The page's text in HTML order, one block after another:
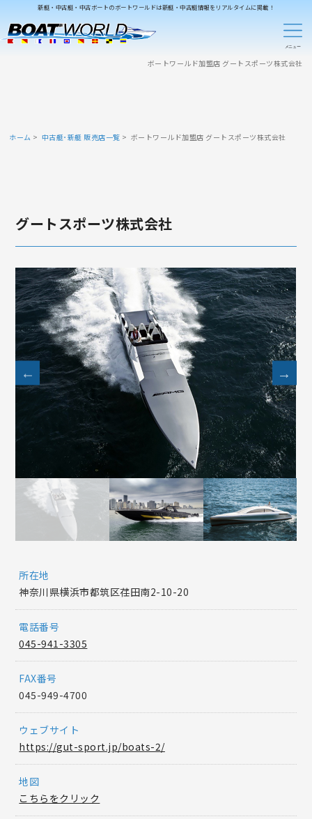
新艇・中古艇・中古ボートのボートワールドは新艇・中古艇情報をリアルタイムに掲載！
ボートワールド加盟店 グートスポーツ株式会社
ホーム 中古艇･新艇 販売店一覧 ボートワールド加盟店 グートスポーツ株式会社
グートスポーツ株式会社
所在地
神奈川県横浜市都筑区荏田南2-10-20
電話番号
045-941-3305
FAX番号
045-949-4700
ウェブサイト
https://gut-sport.jp/boats-2/
地図
こちらをクリック